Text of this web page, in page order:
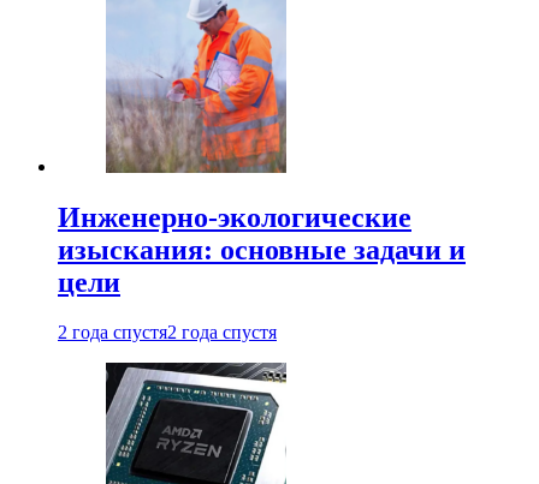
Инженерно-экологические
изыскания: основные задачи и
цели
2 года спустя2 года спустя